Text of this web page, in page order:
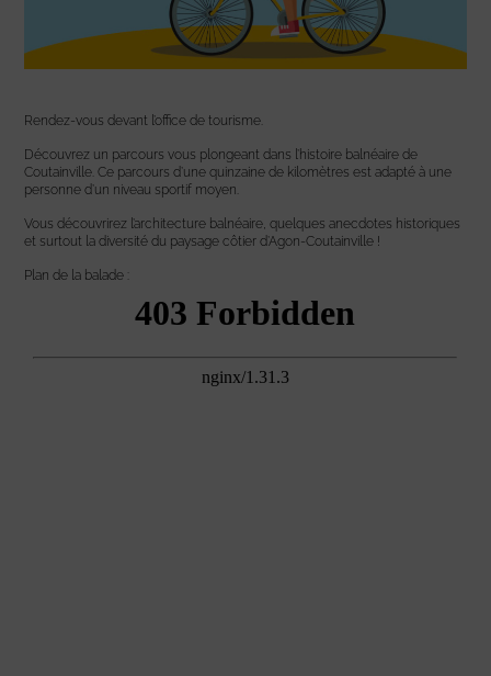
Rendez-vous devant l’office de tourisme.
Découvrez un parcours vous plongeant dans l’histoire balnéaire de
Coutainville. Ce parcours d’une quinzaine de kilomètres est adapté à une
personne d’un niveau sportif moyen.
Vous découvrirez l’architecture balnéaire, quelques anecdotes historiques
et surtout la diversité du paysage côtier d’Agon-Coutainville !
Plan de la balade :